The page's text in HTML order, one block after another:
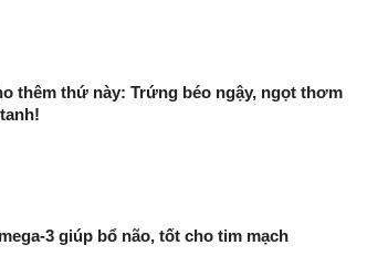
thêm thứ này: Trứng béo ngậy, ngọt thơm
3 giúp bổ não, tốt cho tim mạch